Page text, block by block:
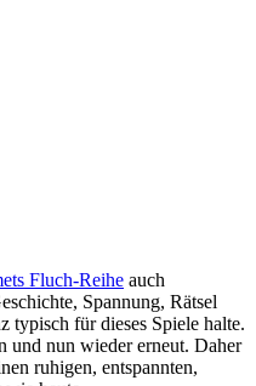
Fluch-Reihe auch
Spannung, Rätsel
typisch für dieses Spiele halte.
und nun wieder erneut. Daher
ruhigen, entspannten,